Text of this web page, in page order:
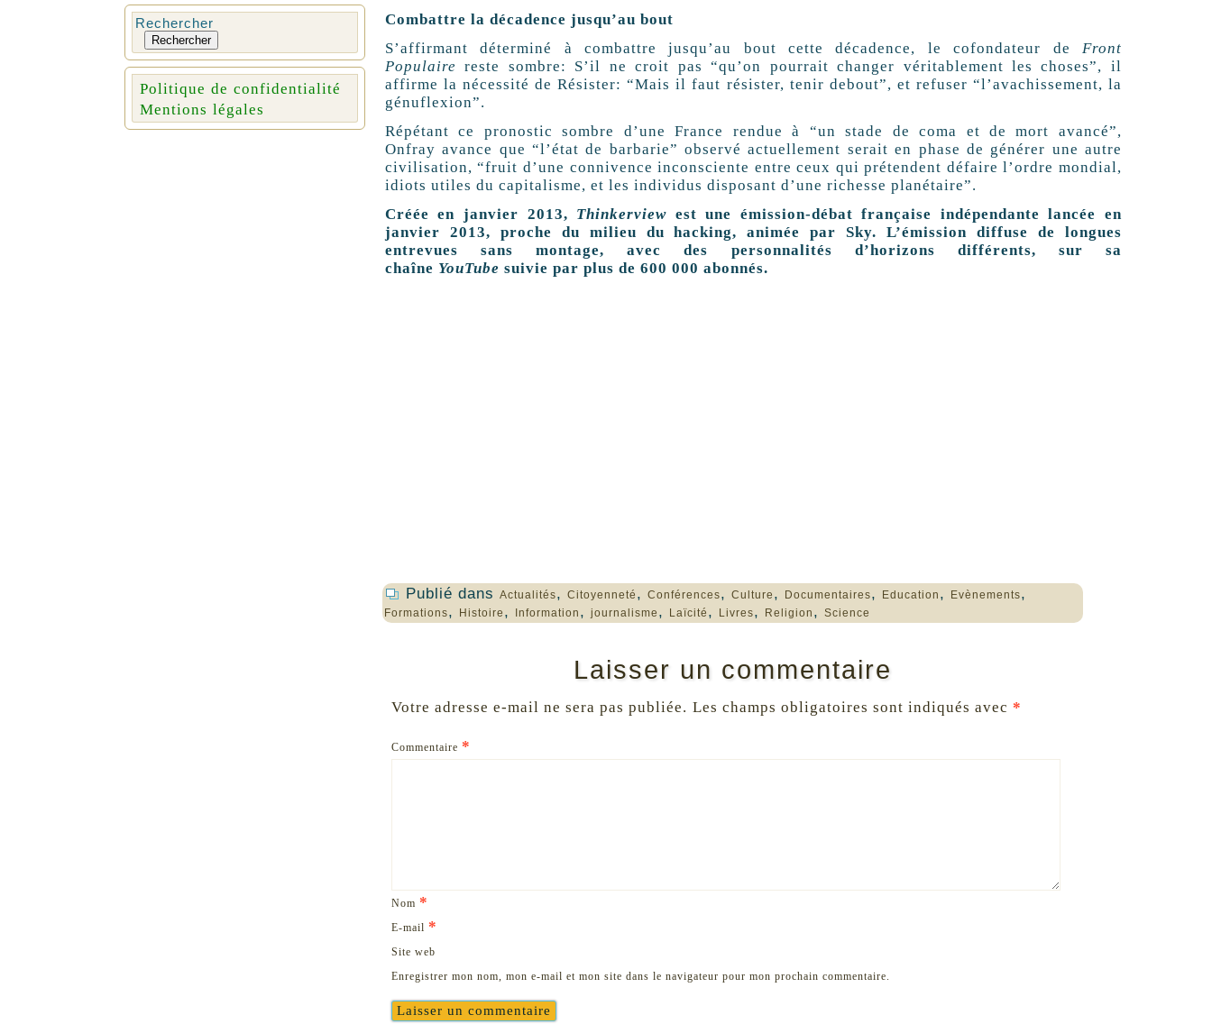
Rechercher
Rechercher
Politique de confidentialité
Mentions légales
Combattre la décadence jusqu’au bout
S’affirmant déterminé à combattre jusqu’au bout cette décadence, le cofondateur de Front
Populaire reste sombre: S’il ne croit pas “qu’on pourrait changer véritablement les choses”, il
affirme la nécessité de Résister: “Mais il faut résister, tenir debout”, et refuser “l’avachissement, la
génuflexion”.
Répétant ce pronostic sombre d’une France rendue à “un stade de coma et de mort avancé”,
Onfray avance que “l’état de barbarie” observé actuellement serait en phase de générer une autre
civilisation, “fruit d’une connivence inconsciente entre ceux qui prétendent défaire l’ordre mondial,
idiots utiles du capitalisme, et les individus disposant d’une richesse planétaire”.
Créée en janvier 2013, Thinkerview est une émission-débat française indépendante lancée en
janvier 2013, proche du milieu du hacking, animée par Sky. L’émission diffuse de longues
entrevues sans montage, avec des personnalités d’horizons différents, sur sa
chaîne YouTube suivie par plus de 600 000 abonnés.
Publié dans Actualités, Citoyenneté , Conférences, Culture , Documentaires, Education , Evènements,
Formations, Histoire , Information , journalisme , Laïcité , Livres, Religion , Science
Laisser un commentaire
Votre adresse e-mail ne sera pas publiée. Les champs obligatoires sont indiqués avec *
Commentaire *
Nom *
E-mail *
Site web
Enregistrer mon nom, mon e-mail et mon site dans le navigateur pour mon prochain commentaire.